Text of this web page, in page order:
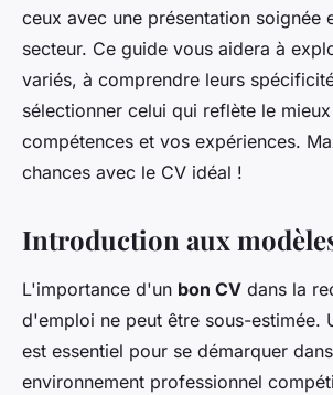
ceux avec une présentation soignée
secteur. Ce guide vous aidera à
variés, à comprendre leurs
sélectionner celui qui reflète le
compétences et vos expériences.
chances avec le CV idéal !
Introduction aux
L'importance d'un bon CV dans la
d'emploi ne peut être sous-estimée.
est essentiel pour se démarquer
environnement professionnel